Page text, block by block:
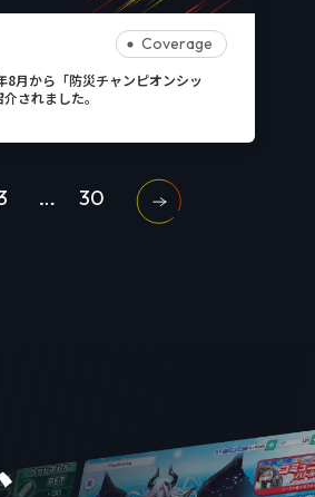
Coverage
8月から「防災チャンピオンシッ
されました。
… 30